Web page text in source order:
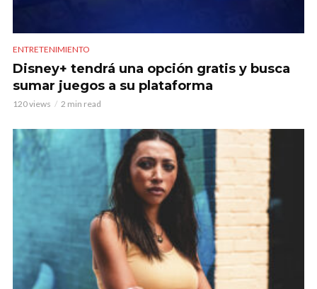
ENTRETENIMIENTO
Disney+ tendrá una opción gratis y busca
sumar juegos a su plataforma
120 views 2 min read